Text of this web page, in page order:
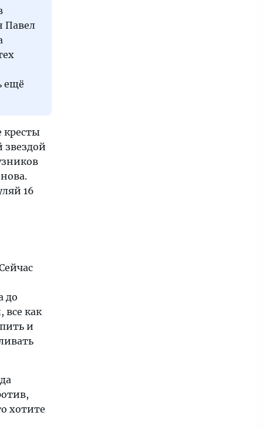
Павел
ещё
кресты
звездой
16
до
как
и
хотите